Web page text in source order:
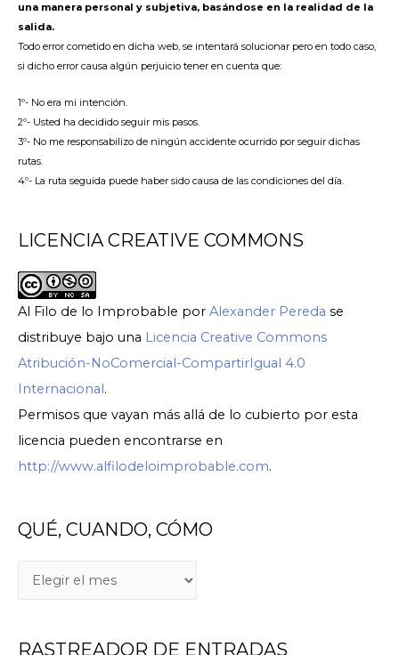
una manera personal y subjetiva, basándose en la realidad de la
salida.
Todo error cometido en dicha web, se intentará solucionar pero en todo caso,
si dicho error causa algún perjuicio tener en cuenta que:
1º- No era mi intención.
2º- Usted ha decidido seguir mis pasos.
3º- No me responsabilizo de ningún accidente ocurrido por seguir dichas
rutas.
4º- La ruta seguida puede haber sido causa de las condiciones del día.
LICENCIA CREATIVE COMMONS
Al Filo de lo Improbable por Alexander Pereda se
distribuye bajo una Licencia Creative Commons
Atribución-NoComercial-CompartirIgual 4.0
Internacional.
Permisos que vayan más allá de lo cubierto por esta
licencia pueden encontrarse en
http://www.alfilodeloimprobable.com.
QUÉ, CUANDO, CÓMO
RASTREADOR DE ENTRADAS